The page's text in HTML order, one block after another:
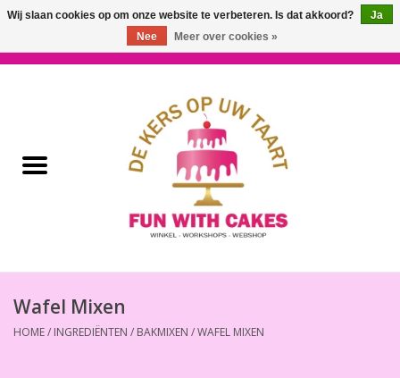
Workshops & Cursussen
Decoreer Gereedschap
Wafel Mixen
HOME/ INGREDIËNTEN / BAKMIXEN /WAFEL MIXEN
Wij slaan cookies op om onze website te verbeteren. Is dat akkoord?
Ja
Nee
Meer over cookies »